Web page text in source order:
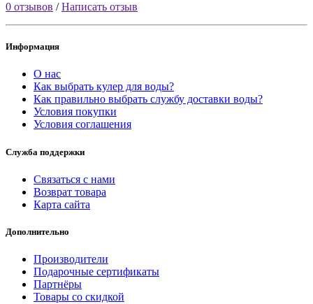
0 отзывов /Написать отзыв
Информация
О нас
Как выбрать кулер для воды?
Как правильно выбрать службу доставки воды?
Условия покупки
Условия соглашения
Служба поддержки
Связаться с нами
Возврат товара
Карта сайта
Дополнительно
Производители
Подарочные сертификаты
Партнёры
Товары со скидкой